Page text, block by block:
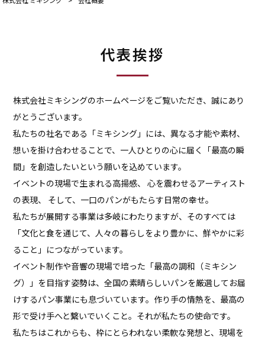
代表挨拶
株式会社ミキシングのホームページをご覧いただき、誠にあり
がとうございます。
私たちの社名である「ミキシング」には、異なる才能や素材、
想いを掛け合わせることで、一人ひとりの心に届く「最高の瞬
間」を創造したいという願いを込めています。
イベントの現場で生まれる高揚感、 心を震わせるアーティスト
の表現、 そして、一口のパンがもたらす日常の幸せ。
私たちが展開する事業は多岐にわたりますが、そのすべては
「文化と食を通じて、人々の暮らしをより豊かに、鮮やかに彩
ること」につながっています。
イベント制作や音響の現場で培った「最高の調和（ミキシン
グ）」を目指す姿勢は、全国の素晴らしいパンを厳選してお届
けするパン事業にも息づいています。作り手の情熱を、最高の
形で受け手へと繋いでいくこと。それが私たちの使命です。
私たちはこれからも、枠にとらわれない柔軟な発想と、現場を